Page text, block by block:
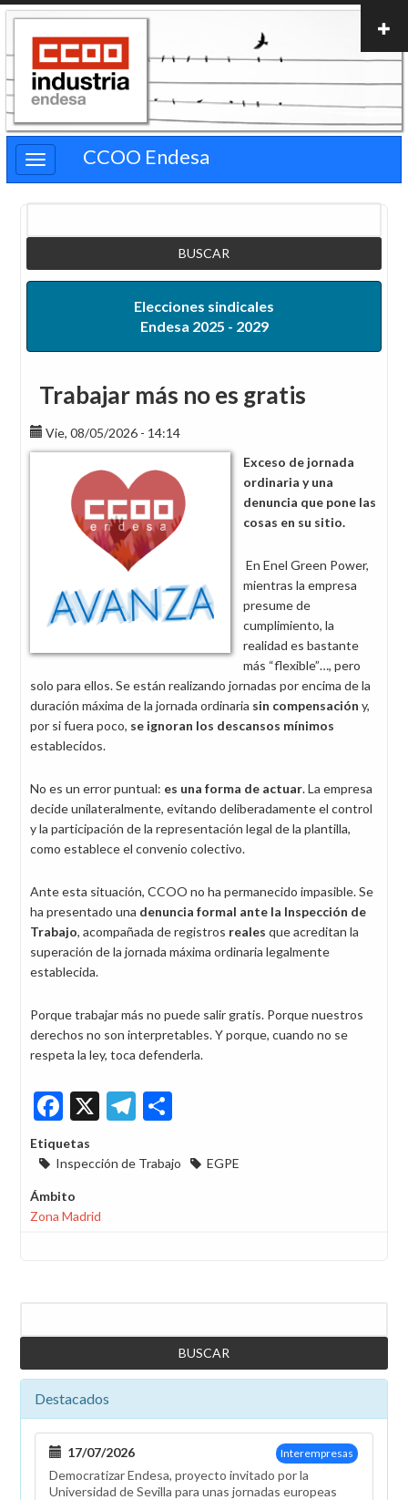
Pasar
contenido
principal
CCOO Endesa
Elecciones sindicales
Endesa 2025 - 2029
Trabajar más no es gratis
Vie, 08/05/2026 - 14:14
Exceso de jornada
ordinaria y una
denuncia que pone las
cosas en su sitio.
En Enel Green Power,
mientras la empresa
presume de
cumplimiento, la
realidad es bastante
más “flexible”…, pero
solo para ellos. Se están realizando jornadas por encima de la
duración máxima de la jornada ordinaria sin compensación y,
por si fuera poco, se ignoran los descansos mínimos
establecidos.
No es un error puntual: es una forma de actuar. La empresa
decide unilateralmente, evitando deliberadamente el control
y la participación de la representación legal de la plantilla,
como establece el convenio colectivo.
Ante esta situación, CCOO no ha permanecido impasible. Se
ha presentado una denuncia formal ante la Inspección de
Trabajo, acompañada de registros reales que acreditan la
superación de la jornada máxima ordinaria legalmente
establecida.
Porque trabajar más no puede salir gratis. Porque nuestros
derechos no son interpretables. Y porque, cuando no se
respeta la ley, toca defenderla.
Facebook
X Telegram
Etiquetas
Inspección de Trabajo
EGPE
Ámbito
Zona Madrid
Destacados
Interempresas
17/07/2026
Democratizar Endesa, proyecto invitado por la
Universidad de Sevilla para unas jornadas europeas